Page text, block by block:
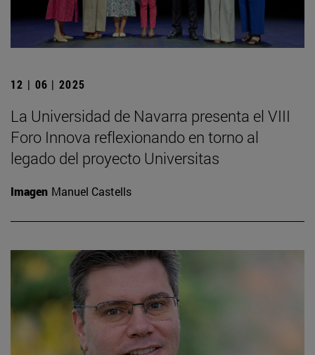
12 | 06 | 2025
La Universidad de Navarra presenta el VIII
Foro Innova reflexionando en torno al
legado del proyecto Universitas
Imagen Manuel Castells